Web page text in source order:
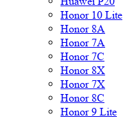
Honor 10 Lite
Honor 8A
Honor 7A
Honor 7C
Honor 8X
Honor 7X
Honor 8C
Honor 9 Lite